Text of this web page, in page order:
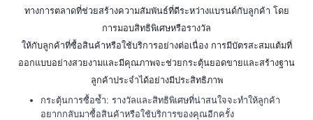
ทางการตลาดที่ช่วยสร้างความสัมพันธ์ที่ดีระหว่างแบรนด์กับลูกค้า โดย
การมอบสิทธิพิเศษหรือรางวัล
ให้กับลูกค้าที่ซื้อสินค้าหรือใช้บริการอย่างต่อเนื่อง การมีบัตรสะสมแต้มที่
ออกแบบอย่างสวยงามและมีคุณภาพจะช่วยกระตุ้นยอดขายและสร้างฐาน
ลูกค้าประจำได้อย่างมีประสิทธิภาพ
กระตุ้นการซื้อซ้ำ: รางวัลและสิทธิพิเศษที่น่าสนใจจะทำให้ลูกค้า
อยากกลับมาซื้อสินค้าหรือใช้บริการของคุณอีกครั้ง